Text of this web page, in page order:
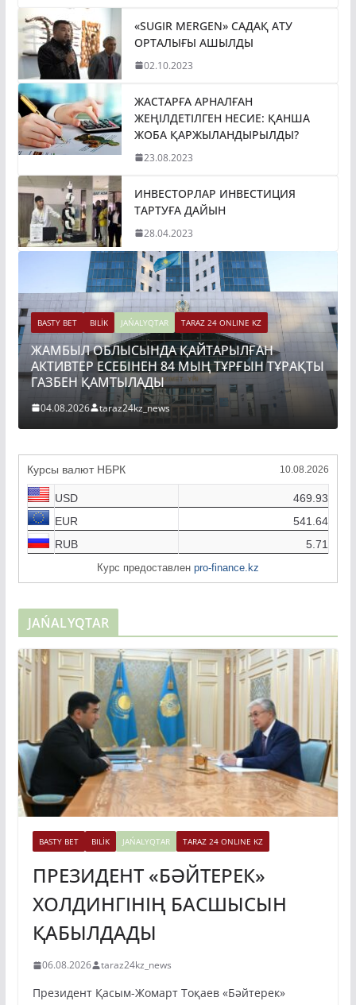
«SUGIR MERGEN» САДАҚ АТУ
ОРТАЛЫҒЫ АШЫЛДЫ
02.10.2023
ЖАСТАРҒА АРНАЛҒАН
ЖЕҢІЛДЕТІЛГЕН НЕСИЕ: ҚАНША
ЖОБА ҚАРЖЫЛАНДЫРЫЛДЫ?
23.08.2023
ИНВЕСТОРЛАР ИНВЕСТИЦИЯ
ТАРТУҒА ДАЙЫН
28.04.2023
BASTY BET BILİK JAŃALYQTAR TARAZ 24 ONLINE KZ
ЖАМБЫЛ ОБЛЫСЫНДА ҚАЙТАРЫЛҒАН
АКТИВТЕР ЕСЕБІНЕН 84 МЫҢ ТҰРҒЫН ТҰРАҚТЫ
ГАЗБЕН ҚАМТЫЛАДЫ
04.08.2026 taraz24kz_news
Курсы валют НБРК 10.08.2026
USD
469.93
EUR
541.64
RUB
5.71
Курс предоставлен pro-finance.kz
JAŃALYQTAR
BASTY BET BILİK JAŃALYQTAR TARAZ 24 ONLINE KZ
ПРЕЗИДЕНТ «БӘЙТЕРЕК»
ХОЛДИНГІНІҢ БАСШЫСЫН
ҚАБЫЛДАДЫ
06.08.2026 taraz24kz_news
Президент Қасым-Жомарт Тоқаев «Бәйтерек»